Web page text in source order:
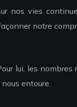
nos vies
notre
lui, les
entoure.